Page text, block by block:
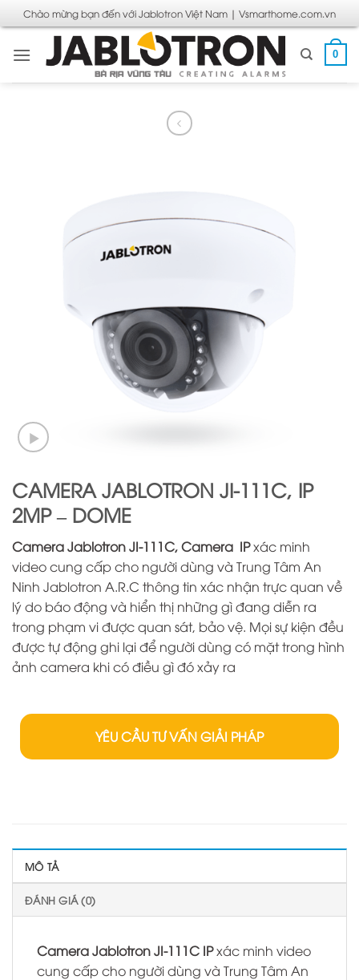
qua
nội
Chào mừng bạn đến với Jablotron Việt Nam | Vsmarthome.com.vn
0
CAMERA JABLOTRON JI-111C, IP
2MP – DOME
Camera Jablotron JI-111C, Camera IPxác minh
video cung cấp cho người dùng và Trung Tâm An
Ninh Jablotron A.R.C thông tin xác nhận trực quan về
lý do báo động và hiển thị những gì đang diễn ra
trong phạm vi được quan sát, bảo vệ. Mọi sự kiện đều
được tự động ghi lại để người dùng có mặt trong hình
ảnh camera khi có điều gì đó xảy ra
YÊU CẦU TƯ VẤN GIẢI PHÁP
MÔ TẢ
ĐÁNH GIÁ (0)
Camera Jablotron JI-111C IPxác minh video
cung cấp cho người dùng và Trung Tâm An